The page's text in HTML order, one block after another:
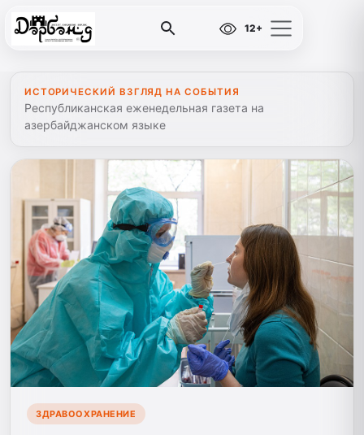
12+
ИСТОРИЧЕСКИЙ ВЗГЛЯД НА СОБЫТИЯ
Республиканская еженедельная газета на
азербайджанском языке
ЗДРАВООХРАНЕНИЕ